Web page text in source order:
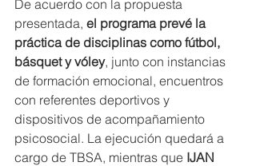
De acuerdo con la propuesta
presentada, el programa prevé la
práctica de disciplinas como fútbol,
básquet y vóley, junto con instancias
de formación emocional, encuentros
con referentes deportivos y
dispositivos de acompañamiento
psicosocial. La ejecución quedará a
cargo de TBSA, mientras que IJAN